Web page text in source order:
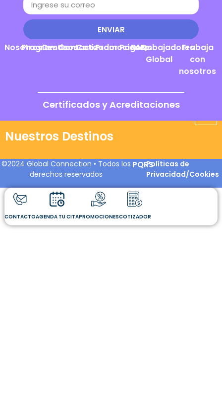
ENVIAR
Nosotros
Programas
Destinos
Contacto
Cotizador
Promociones
Pagos
FAQs
Embajadores
Global
Trabaja
con
nosotros
Certificados y Acreditaciones
Nuestros Destinos
©2024 Global Connection • Todos los
derechos reservados
PQRSPolíticas de
Privacidad/Cookies
CONTACTOAGENDA TU CITAPROMOCIONESCOTIZADOR